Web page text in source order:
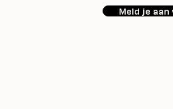
Meld je